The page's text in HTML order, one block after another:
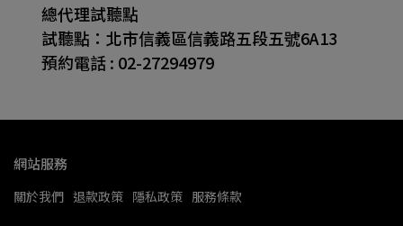
總代理試聽點
試聽點：北市信義區信義路五段五號6A13
預約電話 : 02-27294979
網站服務
關於我們 退款政策 隱私政策 服務條款